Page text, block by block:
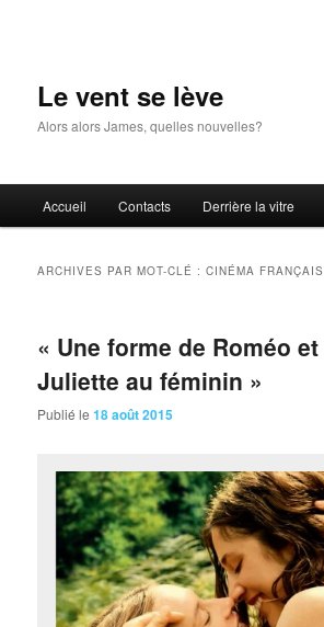
Le vent se lève
Alors alors James, quelles nouvelles?
principal
Accueil Contacts Derrière la vitre
ARCHIVES PAR MOT-CLÉ :CINÉMA FRANÇAIS
« Une forme de Roméo et
Juliette au féminin »
Publié le18 août 2015